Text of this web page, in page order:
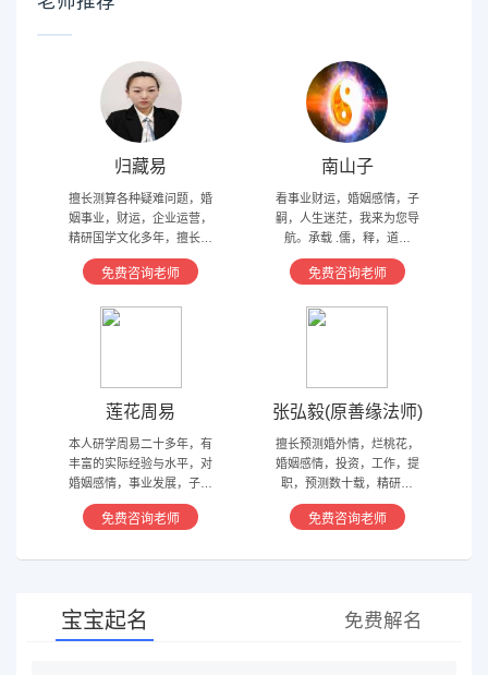
归藏易
擅长测算各种疑难问题，婚
姻事业，财运，企业运营，
精研国学文化多年，擅长归
藏易，盲派占卜，太乙，河
洛卦，紫薇，奇门遁甲等多
免费咨询老师
南山子
看事业财运，婚姻感情，子
嗣，人生迷茫，我来为您导
航。承载 .儒，释，道文
化，研究易经多年，精通八
字，六爻，奇门遁甲。
免费咨询老师
莲花周易
本人研学周易二十多年，有
丰富的实际经验与水平，对
婚姻感情，事业发展，子嗣
香火等方面指引慈航 ，现
在预测指导擅长紫微星斗，
导方案，欢迎有缘人。
免费咨询老师
张弘毅(原善缘法师)
擅长预测婚外情，烂桃花，
婚姻感情，投资，工作，提
职，预测数十载，精研国
学，擅长铁板、太乙，一掌
经，八宫连山易，盲派八字
免费咨询老师
宝宝起名 免费解名